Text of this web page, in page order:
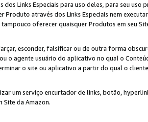
dos Links Especiais para uso deles, para seu
Produto através dos Links Especiais nem
oferecer quaisquer Produtos em seu
esconder, falsificar ou de outra forma
o agente usuário do aplicativo no qual o
o site ou aplicativo a partir do qual o
um serviço encurtador de links, botão,
Site da Amazon.